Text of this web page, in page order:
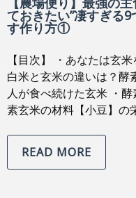
ておきたい”凄すぎる
す作り方①
【目次】 ・あなたは玄
白米と玄米の違いは？酵
人が食べ続けた玄米 ・
素玄米の材料【小豆】の
READ MORE